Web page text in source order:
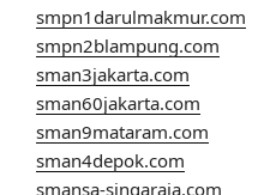
smpn1darulmakmur.com
smpn2blampung.com
sman3jakarta.com
sman60jakarta.com
sman9mataram.com
sman4depok.com
smansa-singaraja.com